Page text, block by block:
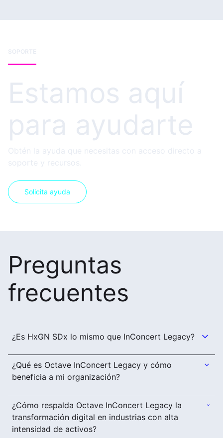
SOPORTE
Estamos aquí
para ayudarte
Obtén la ayuda que necesitas con acceso directo a
soporte y recursos.
Solicita ayuda
Preguntas
frecuentes
¿Es HxGN SDx lo mismo que InConcert Legacy?
¿Qué es Octave InConcert Legacy y cómo
beneficia a mi organización?
¿Cómo respalda Octave InConcert Legacy la
transformación digital en industrias con alta
intensidad de activos?